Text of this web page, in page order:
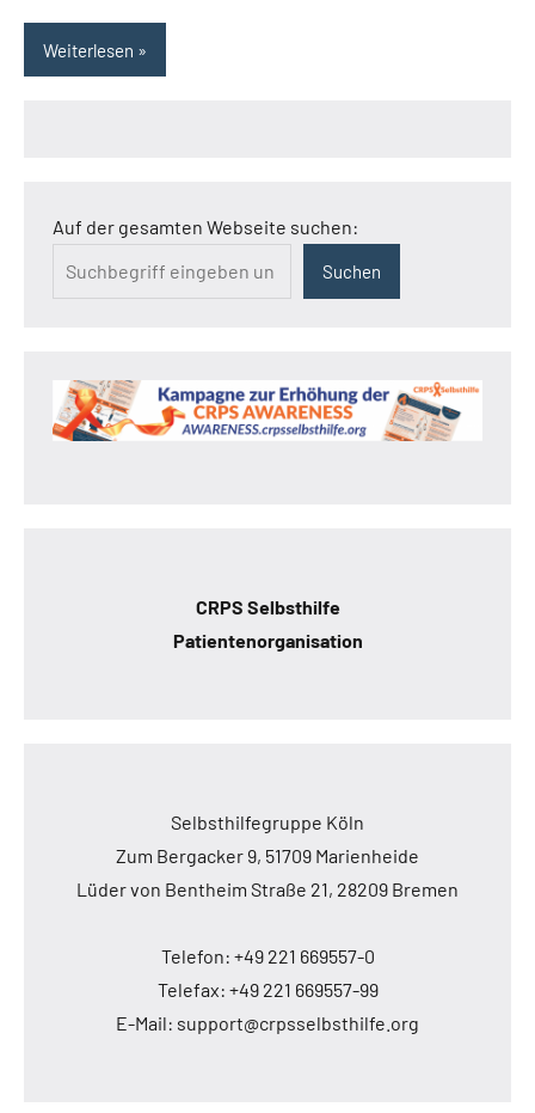
Weiterlesen
Auf der gesamten Webseite suchen:
Suchen
CRPS Selbsthilfe
Patientenorganisation
Selbsthilfegruppe Köln
Zum Bergacker 9, 51709 Marienheide
Lüder von Bentheim Straße 21, 28209 Bremen
Telefon: +49 221 669557-0
Telefax: +49 221 669557-99
E-Mail: support@crpsselbsthilfe.org